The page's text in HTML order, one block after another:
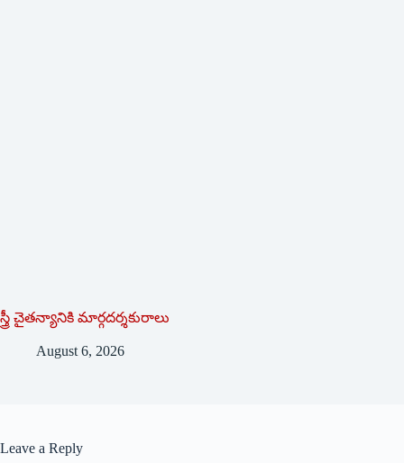
స్త్రీ చైతన్యానికి మార్గదర్శకురాలు
August 6, 2026
Leave a Reply